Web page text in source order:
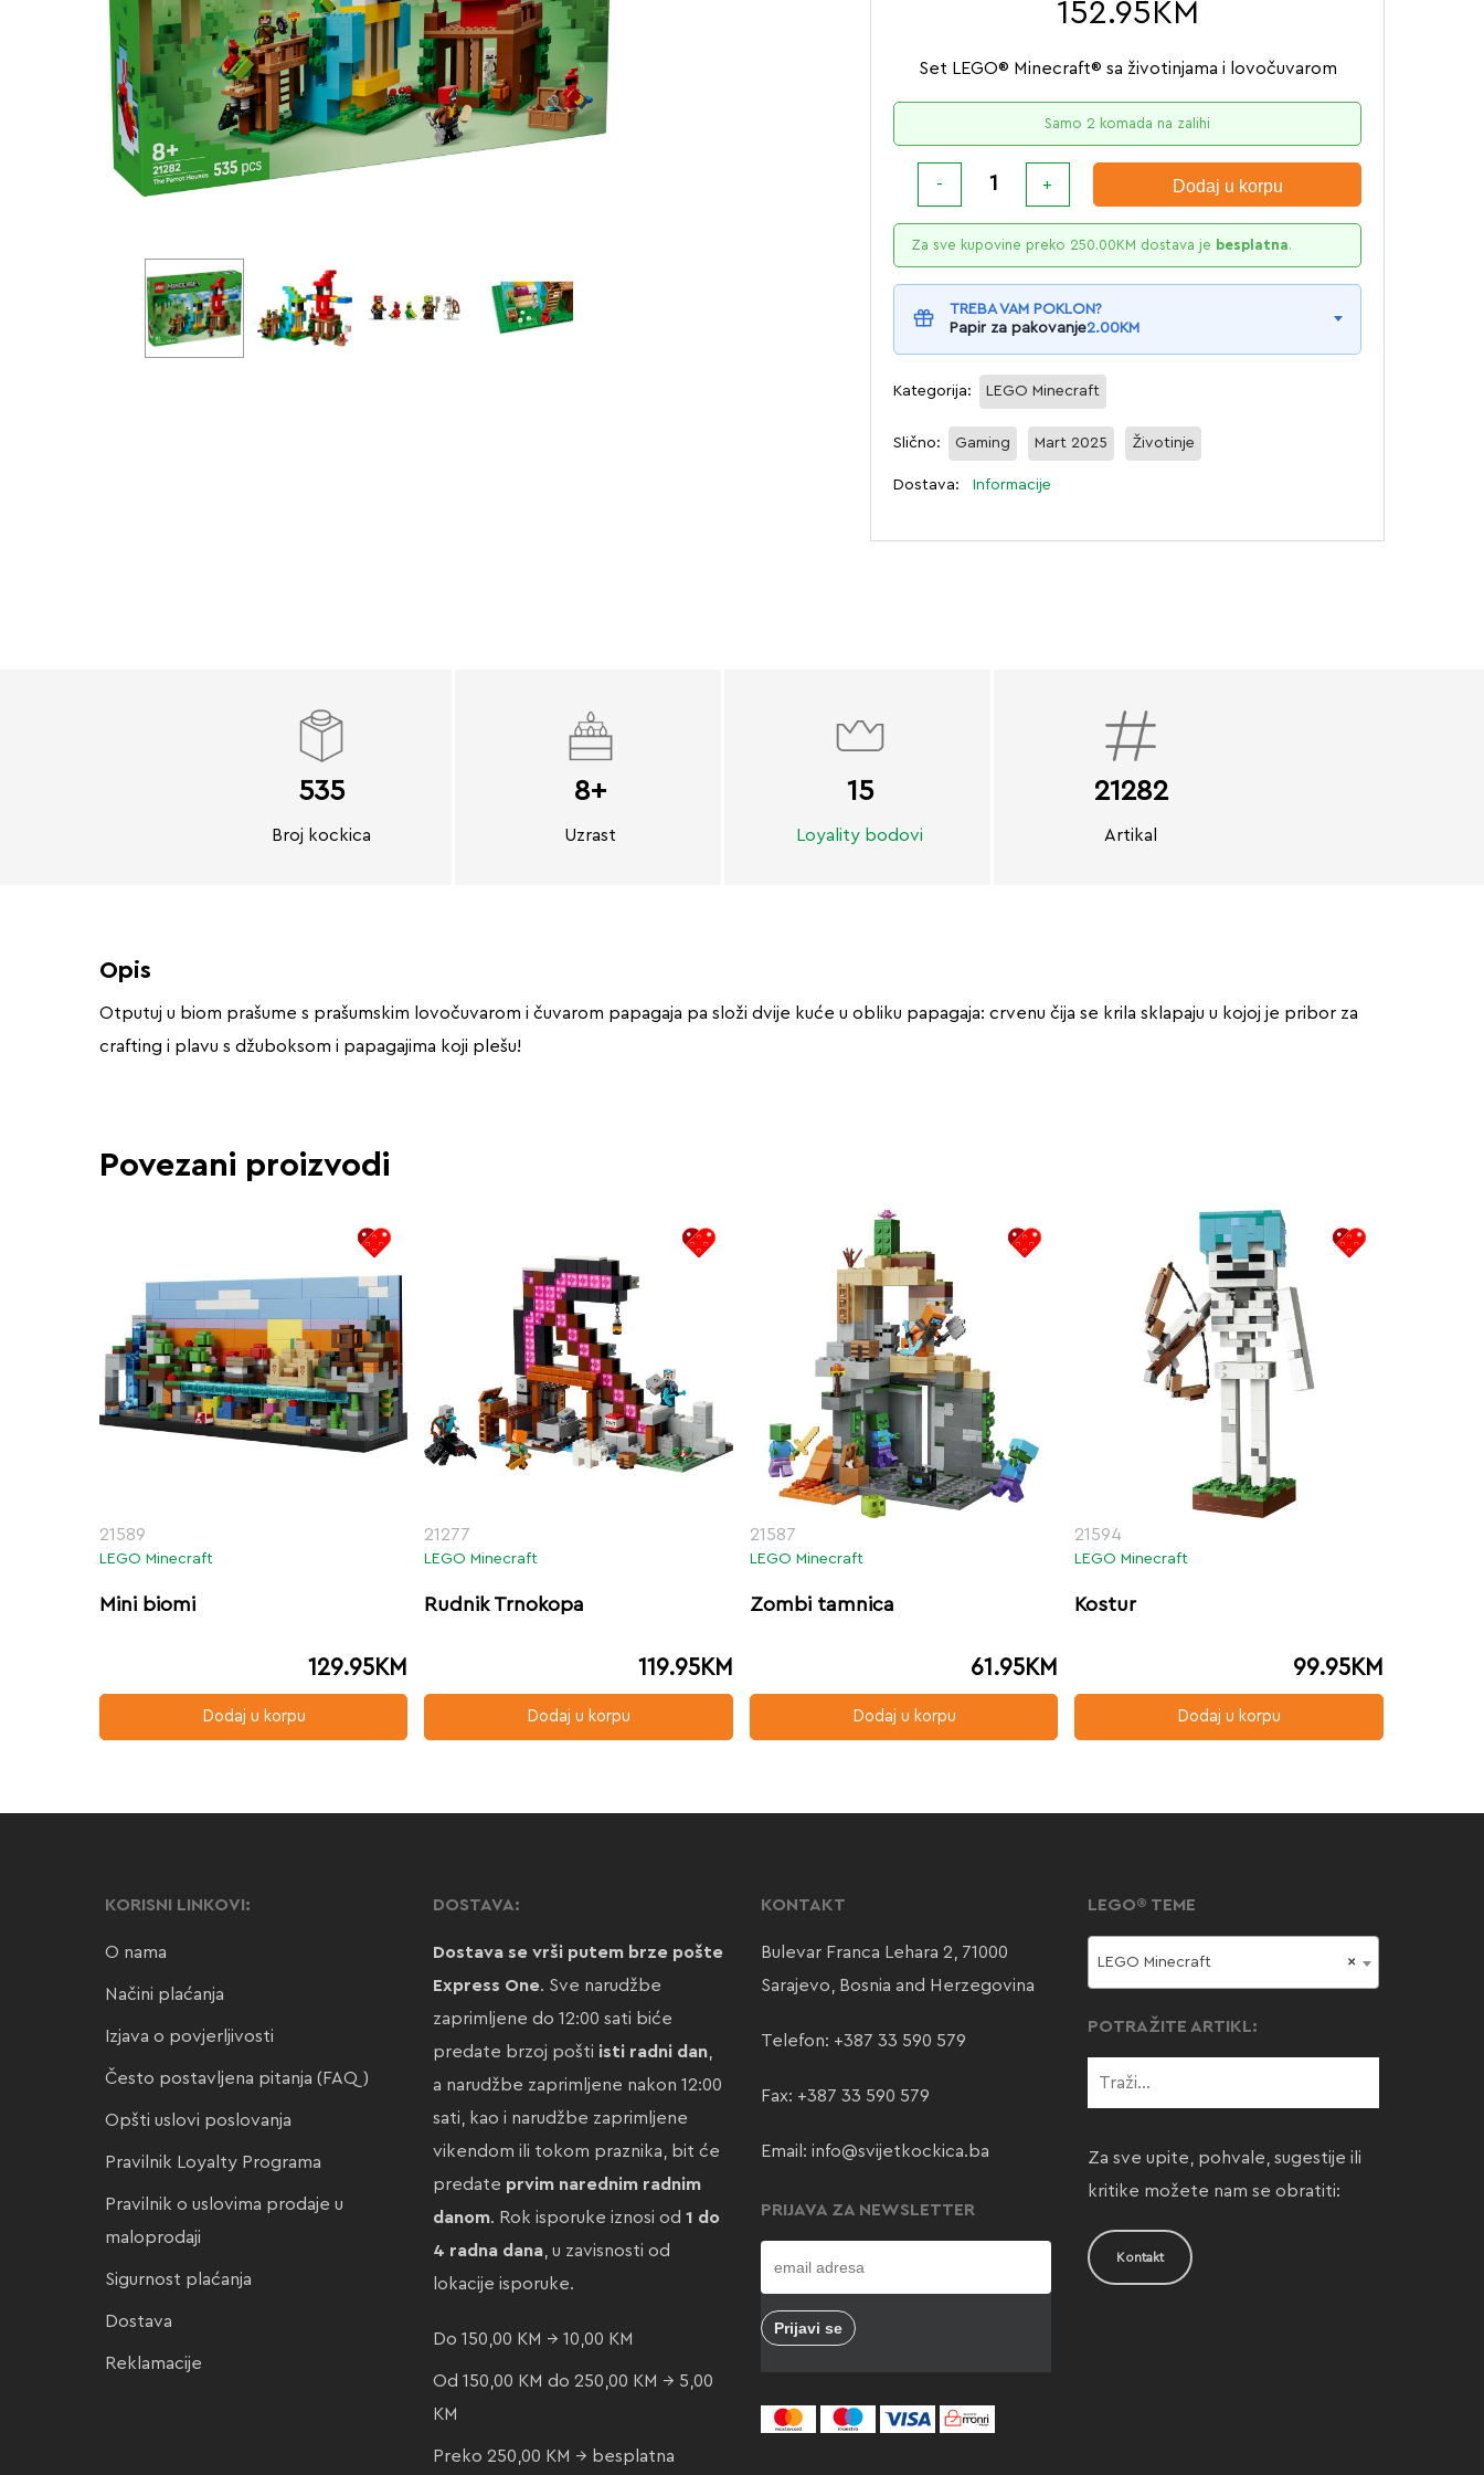
152.95 KM
Set LEGO® Minecraft® sa životinjama i lovočuvarom
Samo 2 komada na zalihi
Dodaj u korpu
Za sve kupovine preko 250.00KM dostava je besplatna.
TREBA VAM POKLON?
Papir za pakovanje2.00KM
Kategorija: LEGO Minecraft
Slično: Gaming Mart 2025 Životinje
Dostava: Informacije
535
Broj kockica
8+
Uzrast
15
Loyality bodovi
21282
Artikal
Opis
Otputuj u biom prašume s prašumskim lovočuvarom i čuvarom papagaja pa složi dvije kuće u obliku papagaja: crvenu čija se krila sklapaju u kojoj je pribor za
crafting i plavu s džuboksom i papagajima koji plešu!
Povezani proizvodi
21589
LEGO Minecraft
Mini biomi
129.95KM
Dodaj u korpu
21277
LEGO Minecraft
Rudnik Trnokopa
119.95KM
Dodaj u korpu
21587
LEGO Minecraft
Zombi tamnica
61.95KM
Dodaj u korpu
21594
LEGO Minecraft
Kostur
99.95KM
Dodaj u korpu
KORISNI LINKOVI:
O nama
Načini plaćanja
Izjava o povjerljivosti
Često postavljena pitanja (FAQ)
Opšti uslovi poslovanja
Pravilnik Loyalty Programa
Pravilnik o uslovima prodaje u
maloprodaji
Sigurnost plaćanja
Dostava
Reklamacije
DOSTAVA:
Dostava se vrši putem brze pošte
Express One. Sve narudžbe
zaprimljene do 12:00 sati biće
predate brzoj pošti isti radni dan,
a narudžbe zaprimljene nakon 12:00
sati, kao i narudžbe zaprimljene
vikendom ili tokom praznika, bit će
predate prvim narednim radnim
danom. Rok isporuke iznosi od 1 do
4 radna dana, u zavisnosti od
lokacije isporuke.
Do 150,00 KM → 10,00 KM
Od 150,00 KM do 250,00 KM → 5,00
KM
Preko 250,00 KM → besplatna
KONTAKT
Bulevar Franca Lehara 2, 71000
Sarajevo, Bosnia and Herzegovina
Telefon: +387 33 590 579
Fax: +387 33 590 579
Email: info@svijetkockica.ba
PRIJAVA ZA NEWSLETTER
LEGO® TEME
×
LEGO Minecraft
POTRAŽITE ARTIKL:
Za sve upite, pohvale, sugestije ili
kritike možete nam se obratiti:
Kontakt